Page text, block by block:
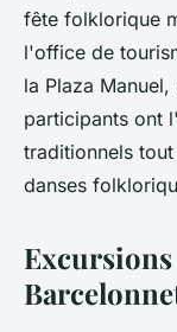
fête folklorique
l'office de
la Plaza
participants ont
traditionnels
danses